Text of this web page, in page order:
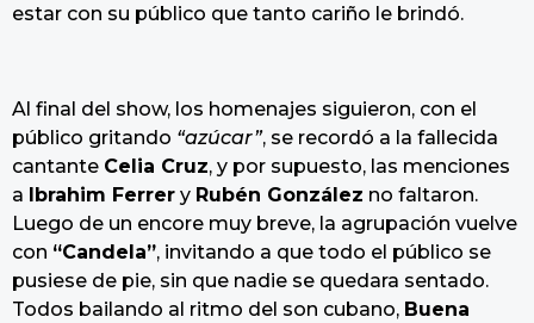
estar con su público que tanto cariño le brindó.
Al final del show, los homenajes siguieron, con el
público gritando “azúcar”, se recordó a la fallecida
cantante Celia Cruz, y por supuesto, las menciones
a
Ibrahim Ferrer y Rubén González no faltaron.
Luego de un encore muy breve, la agrupación vuelve
con “Candela”, invitando a que todo el público se
pusiese de pie, sin que nadie se quedara sentado.
Todos bailando al ritmo del son cubano, Buena